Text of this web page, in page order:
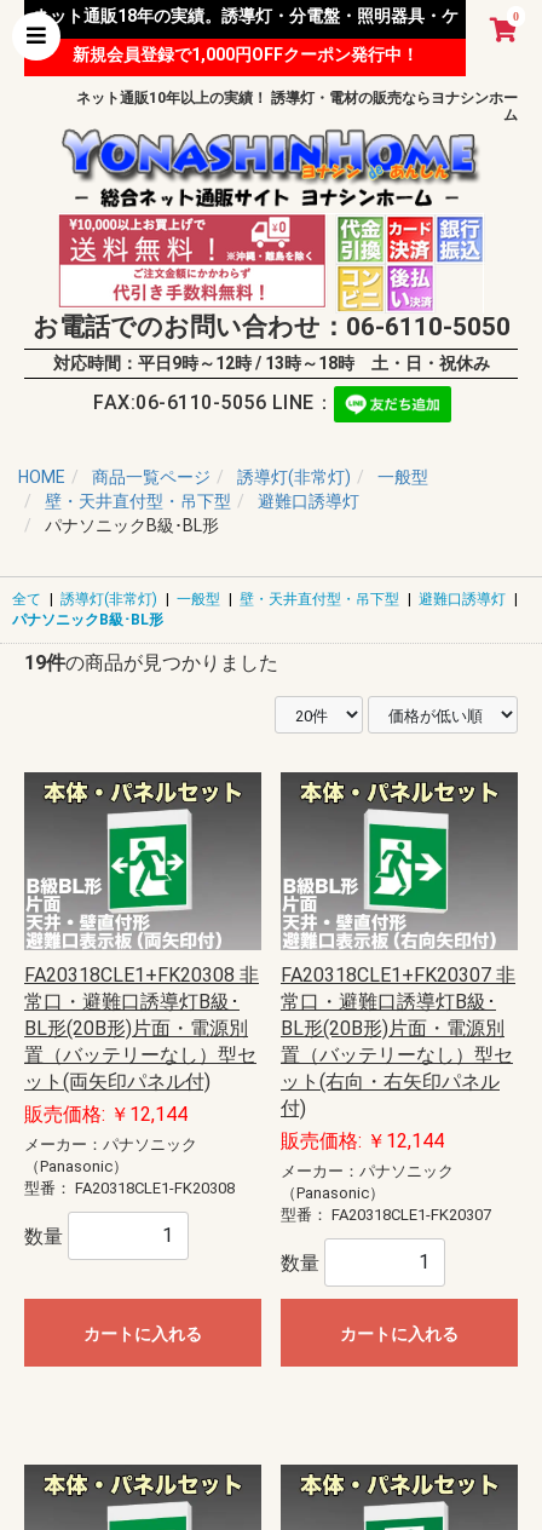
0
ネット通販18年の実績。誘導灯・分電盤・照明器具・ケ
ーブル等 様々な資材を取り扱っています。
新規会員登録で1,000円OFFクーポン発行中！
ネット通販10年以上の実績！ 誘導灯・電材の販売ならヨナシンホー
ム
お電話でのお問い合わせ：06-6110-5050
対応時間：平日9時～12時 / 13時～18時 土・日・祝休み
FAX:06-6110-5056 LINE：
HOME 商品一覧ページ 誘導灯(非常灯)
一般型
壁・天井直付型・吊下型
避難口誘導灯
パナソニックB級･BL形
全て | 誘導灯(非常灯) | 一般型 | 壁・天井直付型・吊下型 | 避難口誘導灯 |
パナソニックB級･BL形
19件の商品が見つかりました
FA20318CLE1+FK20308 非
常口・避難口誘導灯B級･
BL形(20B形)片面・電源別
置（バッテリーなし）型セ
ット(両矢印パネル付)
販売価格: ￥12,144
メーカー：パナソニック
（Panasonic）
型番： FA20318CLE1-FK20308
数量
カートに入れる
FA20318CLE1+FK20307 非
常口・避難口誘導灯B級･
BL形(20B形)片面・電源別
置（バッテリーなし）型セ
ット(右向・右矢印パネル
付)
販売価格: ￥12,144
メーカー：パナソニック
（Panasonic）
型番： FA20318CLE1-FK20307
数量
カートに入れる